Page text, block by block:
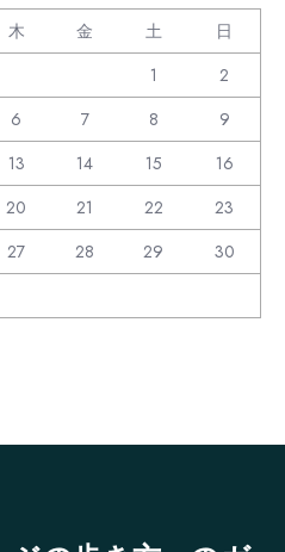
木 金 土
日
1
2
6 7 8
9
13 14 15
16
20 21 22
23
27 28 29
30